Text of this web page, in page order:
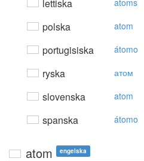
lettiska atoms
polska atom
portugisiska átomo
ryska атом
slovenska atom
spanska átomo
atom engelska